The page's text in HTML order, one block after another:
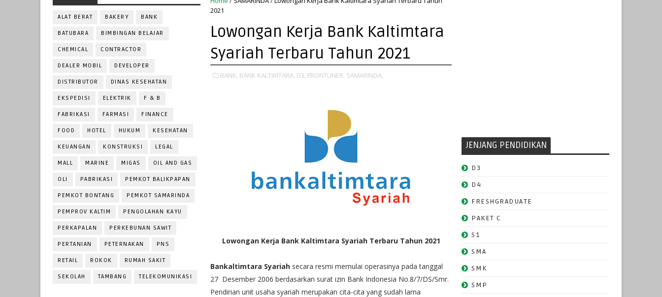
ALAT BERAT BAKERY BANK
BATUBARA BIMBINGAN BELAJAR
CHEMICAL CONTRACTOR
DEALER MOBIL DEVELOPER
DISTRIBUTOR DINAS KESEHATAN
EKSPEDISI ELEKTRIK F & B
FABRIKASI FARMASI FINANCE
FOOD HOTEL HUKUM KESEHATAN
KEUANGAN KONSTRUKSI LEGAL
MALL MARINE MIGAS OIL AND GAS
OLI PABRIKASI PEMKOT BALIKPAPAN
PEMKOT BONTANG PEMKOT SAMARINDA
PEMPROV KALTIM PENGOLAHAN KAYU
PERKAPALAN PERKEBUNAN SAWIT
PERTANIAN PETERNAKAN PNS
RETAIL ROKOK RUMAH SAKIT
SEKOLAH TAMBANG TELEKOMUNIKASI
2021
Lowongan Kerja Bank Kaltimtara
Syariah Terbaru Tahun 2021
BANK, BANK KALTIMTARA, D3, FRONTLINER, SAMARINDA,
Lowongan Kerja Bank Kaltimtara Syariah Terbaru Tahun 2021
Bankaltimtara Syariah secara resmi memulai operasinya pada tanggal
27 Desember 2006 berdasarkan surat izin Bank Indonesia No.8/7/DS/Smr.
Pendirian unit usaha syariah merupakan cita-cita yang sudah lama
JENJANG PENDIDIKAN
D3
D4
FRESHGRADUATE
PAKET C
S1
SMA
SMK
SMP